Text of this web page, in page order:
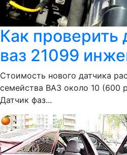
Как проверить
ваз 21099
Стоимость нового датчика
семейства ВАЗ около 10 (600
Датчик фаз...